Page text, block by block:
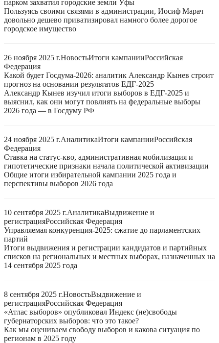
парком захватил городские земли Уфы
Пользуясь своими связями в администрации, Иосиф Марач
довольно дешево приватизировал намного более дорогое
городское имущество
26 ноября 2025 г.НовостьИтоги кампанииРоссийская
Федерация
Какой будет Госдума-2026: аналитик Александр Кынев строит
прогноз на основании результатов ЕДГ-2025
Александр Кынев изучил итоги выборов в ЕДГ-2025 и
выяснил, как они могут повлиять на федеральные выборы
2026 года — в Госдуму РФ
24 ноября 2025 г.АналитикаИтоги кампанииРоссийская
Федерация
Ставка на статус-кво, административная мобилизация и
гипотетические признаки начала политической активизации
Общие итоги избирательной кампании 2025 года и
перспективы выборов 2026 года
10 сентября 2025 г.АналитикаВыдвижение и
регистрацияРоссийская Федерация
Управляемая конкуренция-2025: сжатие до парламентских
партий
Итоги выдвижения и регистрации кандидатов и партийных
списков на региональных и местных выборах, назначенных на
14 сентября 2025 года
8 сентября 2025 г.НовостьВыдвижение и
регистрацияРоссийская Федерация
«Атлас выборов» опубликовал Индекс (не)свободы
губернаторских выборов: что это такое?
Как мы оцениваем свободу выборов и какова ситуация по
регионам в 2025 году